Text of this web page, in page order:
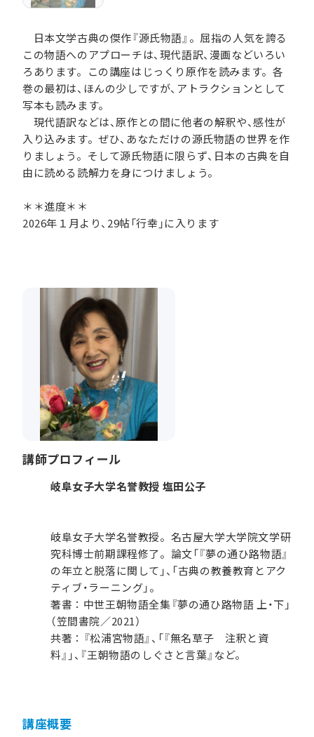
日本文学古典の傑作『源氏物語』。屈指の人気を誇る
この物語へのアプローチは、現代語訳、漫画などいろい
ろあります。この講座はじっくり原作を読みます。各
巻の最初は、ほんの少しですが、アトラクションとして
写本も読みます。
現代語訳などは、原作との間に他者の解釈や、感性が
入り込みます。ぜひ、あなただけの源氏物語の世界を作
りましょう。そして源氏物語に限らず、日本の古典を自
由に読める読解力を身につけましょう。
＊＊進度＊＊
2026年１月より、29帖「行幸」に入ります
講師プロフィール
岐阜女子大学名誉教授 塩田公子
岐阜女子大学名誉教授。名古屋大学大学院文学研
究科博士前期課程修了。論文「『夢の通ひ路物語』
の年立と脱落に関して」、「古典の教養教育とアク
ティブ・ラーニング」。
著書：中世王朝物語全集『夢の通ひ路物語 上・下」
（笠間書院／2021）
共著：『松浦宮物語』、「『無名草子 注釈と資
料』」、『王朝物語のしぐさと言葉』など。
講座概要